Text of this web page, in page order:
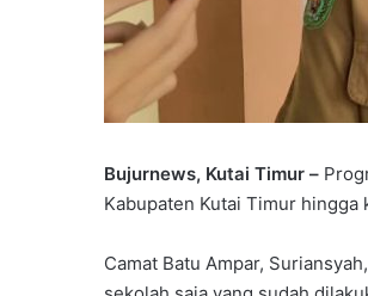
Bujurnews, Kutai Timur –
Kabupaten Kutai Timur
Camat Batu Ampar,